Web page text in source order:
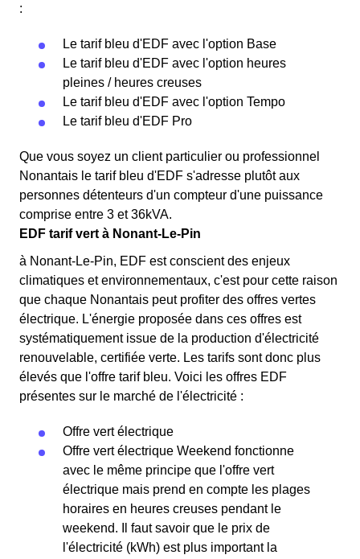
:
Le tarif bleu d'EDF avec l'option Base
Le tarif bleu d'EDF avec l'option heures
pleines / heures creuses
Le tarif bleu d'EDF avec l'option Tempo
Le tarif bleu d'EDF Pro
Que vous soyez un client particulier ou professionnel
Nonantais le tarif bleu d'EDF s'adresse plutôt aux
personnes détenteurs d'un compteur d'une puissance
comprise entre 3 et 36kVA.
EDF tarif vert à Nonant-Le-Pin
à Nonant-Le-Pin, EDF est conscient des enjeux
climatiques et environnementaux, c'est pour cette raison
que chaque Nonantais peut profiter des offres vertes
électrique. L'énergie proposée dans ces offres est
systématiquement issue de la production d'électricité
renouvelable, certifiée verte. Les tarifs sont donc plus
élevés que l'offre tarif bleu. Voici les offres EDF
présentes sur le marché de l'électricité :
Offre vert électrique
Offre vert électrique Weekend fonctionne
avec le même principe que l'offre vert
électrique mais prend en compte les plages
horaires en heures creuses pendant le
weekend. Il faut savoir que le prix de
l'électricité (kWh) est plus important la